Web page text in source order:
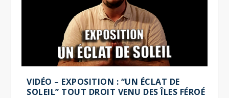
VIDÉO – EXPOSITION : “UN ÉCLAT DE
SOLEIL” TOUT DROIT VENU DES ÎLES FÉROÉ